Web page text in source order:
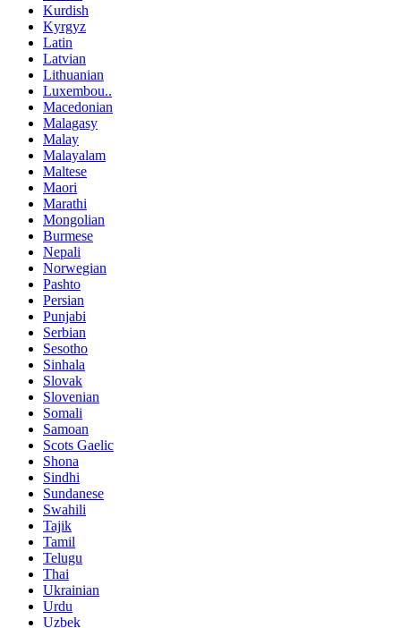
Kurdish
Kyrgyz
Latin
Latvian
Lithuanian
Luxembou..
Macedonian
Malagasy
Malay
Malayalam
Maltese
Maori
Marathi
Mongolian
Burmese
Nepali
Norwegian
Pashto
Persian
Punjabi
Serbian
Sesotho
Sinhala
Slovak
Slovenian
Somali
Samoan
Scots Gaelic
Shona
Sindhi
Sundanese
Swahili
Tajik
Tamil
Telugu
Thai
Ukrainian
Urdu
Uzbek